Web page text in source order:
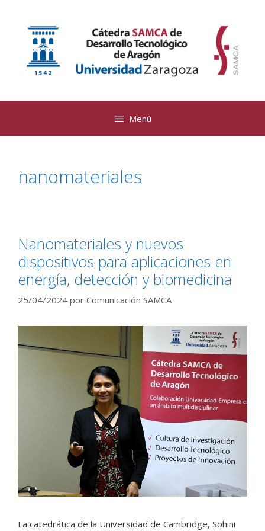
contenido
Menú
nanomateriales
Nanomateriales y nuevos
dispositivos para aplicaciones en
energía, detección y biomedicina
25/04/2024 por Comunicación SAMCA
La catedrática de la Universidad de Cambridge, Sohini